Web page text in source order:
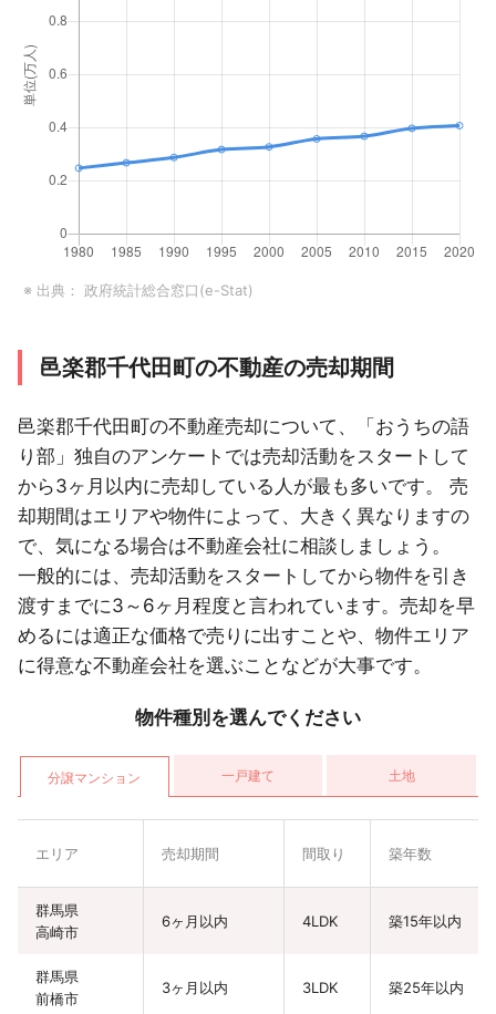
※ 出典： 政府統計総合窓口(e-Stat)
邑楽郡千代田町の不動産の売却期間
邑楽郡千代田町の不動産売却について、「おうちの語
り部」独自のアンケートでは売却活動をスタートして
から3ヶ月以内に売却している人が最も多いです。 売
却期間はエリアや物件によって、大きく異なりますの
で、気になる場合は不動産会社に相談しましょう。
一般的には、売却活動をスタートしてから物件を引き
渡すまでに3～6ヶ月程度と言われています。売却を早
めるには適正な価格で売りに出すことや、物件エリア
に得意な不動産会社を選ぶことなどが大事です。
物件種別を選んでください
分譲マンション 一戸建て 土地
エリア 売却期間 間取り 築年数
群馬県
高崎市
6ヶ月以内 4LDK 築15年以内
群馬県
前橋市
3ヶ月以内 3LDK 築25年以内